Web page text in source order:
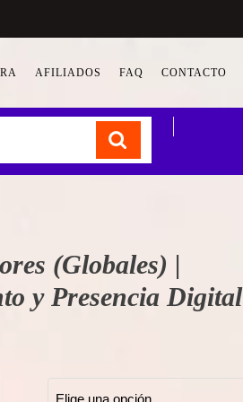
AFILIADOS FAQ CONTACTO
(Globales) |
y Presencia Digital